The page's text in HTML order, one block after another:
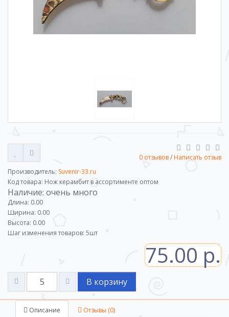
0 отзывов/ Написать отзыв
Производитель: Suvenir-33.ru
Код товара: Нож керамбит в ассортименте оптом
Наличие: очень много
Длина: 0.00
Ширина: 0.00
Высота: 0.00
Шаг изменения товаров: 5шт
75.00 р.
В корзину
Описание Отзывы (0)